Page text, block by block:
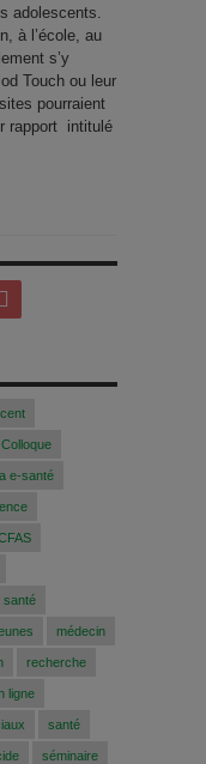
adolescents.
à l’école, au
s’y
Touch ou leur
pourraient
rapport intitulé
Colloque
e-santé
santé
médecin
recherche
ligne
santé
séminaire